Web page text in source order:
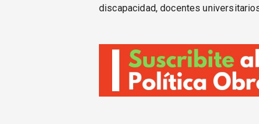
discapacidad, docentes